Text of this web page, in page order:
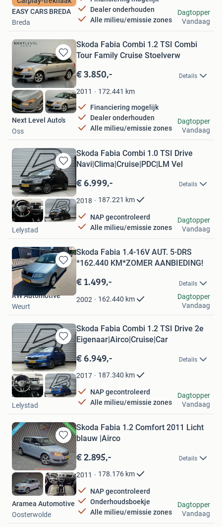
Dealer onderhouden
Alle milieu/emissie zones
EASY CARS BREDA
Breda
Dagtopper
Vandaag
Bewaren
in
Mijn
Favorieten
Skoda Fabia Combi 1.2 TSI Combi
Tour Family Cruise Stoelverw
€ 3.850,- Details
2011 172.441 km
Financiering mogelijk
Dealer onderhouden
Alle milieu/emissie zones
Next Level Auto's
Oss
Dagtopper
Vandaag
Bewaren
in
Mijn
Favorieten
Skoda Fabia Combi 1.0 TSI Drive
Navi|Clima|Cruise|PDC|LM Vel
€ 6.999,- Details
2018 187.221 km
NAP gecontroleerd
Alle milieu/emissie zones
Autobaan B.V.
Lelystad
Dagtopper
Vandaag
Bewaren
in
Mijn
Favorieten
Skoda Fabia 1.4-16V AUT. 5-DRS
*162.440 KM*ZOMER AANBIEDING!
€ 1.499,- Details
2002 162.440 km
RW Automotive
Weurt
Dagtopper
Vandaag
Bewaren
in
Mijn
Favorieten
Skoda Fabia Combi 1.2 TSI Drive 2e
Eigenaar|Airco|Cruise|Car
€ 6.949,- Details
2017 187.340 km
NAP gecontroleerd
Alle milieu/emissie zones
Autobaan B.V.
Lelystad
Dagtopper
Vandaag
Bewaren
in
Mijn
Favorieten
Skoda Fabia 1.2 Comfort 2011 Licht
blauw |Airco
€ 2.895,- Details
2011 178.176 km
NAP gecontroleerd
Onderhoudsboekje
Alle milieu/emissie zones
Aramea Automotive
Oosterwolde
Dagtopper
Vandaag